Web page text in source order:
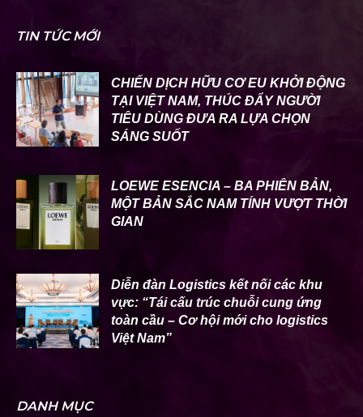
TIN TỨC MỚI
CHIẾN DỊCH HỮU CƠ EU KHỞI ĐỘNG
TẠI VIỆT NAM, THÚC ĐẨY NGƯỜI
TIÊU DÙNG ĐƯA RA LỰA CHỌN
SÁNG SUỐT
LOEWE ESENCIA – BA PHIÊN BẢN,
MỘT BẢN SẮC NAM TÍNH VƯỢT THỜI
GIAN
Diễn đàn Logistics kết nối các khu
vực: “Tái cấu trúc chuỗi cung ứng
toàn cầu – Cơ hội mới cho logistics
Việt Nam”
DANH MỤC